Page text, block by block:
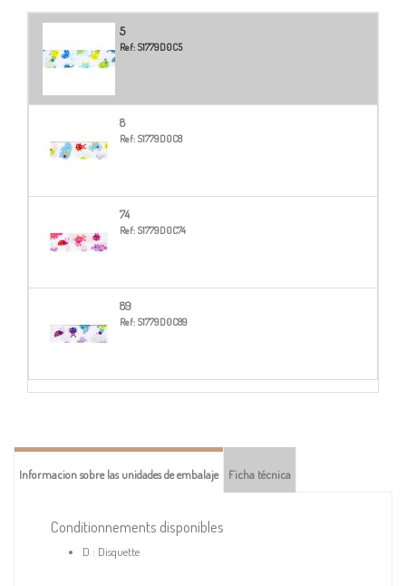
5
Ref: S1779D0C5
8
Ref: S1779D0C8
74
Ref: S1779D0C74
89
Ref: S1779D0C89
Informacion sobre las unidades de embalaje Ficha técnica
Conditionnements disponibles
D : Disquette